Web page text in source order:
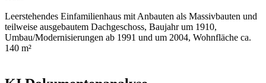
Leerstehendes Einfamilienhaus mit Anbauten als Massivbauten und
teilweise ausgebautem Dachgeschoss, Baujahr um 1910,
Umbau/Modernisierungen ab 1991 und um 2004, Wohnfläche ca.
140 m²